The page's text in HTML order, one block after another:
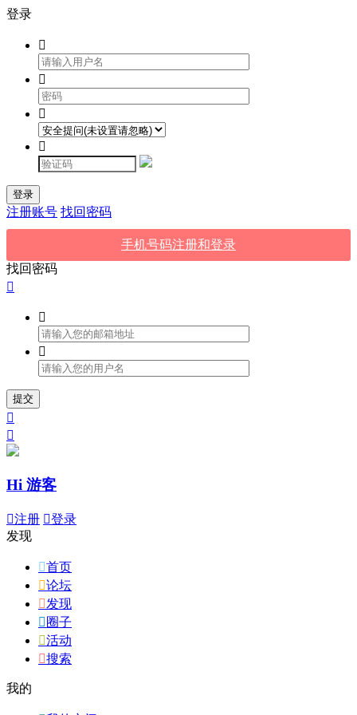
登录




登录
注册账号 找回密码
手机号码注册和登录
找回密码



提交


Hi 游客
注册 登录
发现
首页
论坛
发现
 圈子
活动
搜索
我的